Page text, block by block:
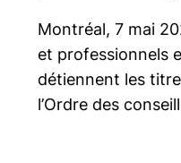
Montréal, 7 mai
et professionnels
détiennent les
l’Ordre des